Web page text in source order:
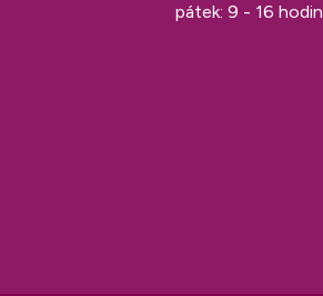
pátek: 9 - 16 hodin